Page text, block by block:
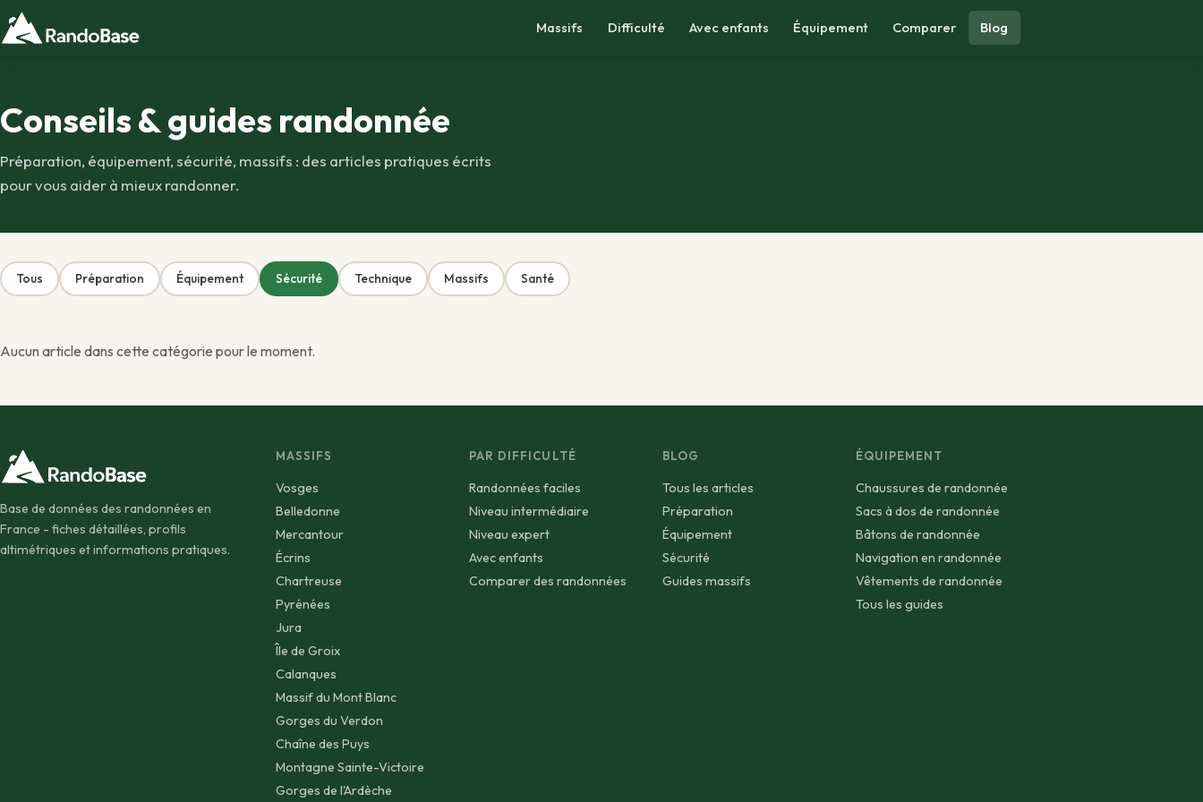
Massifs Difficulté Avec enfants Équipement Comparer Blog
Conseils & guides randonnée
Préparation, équipement, sécurité, massifs : des articles pratiques écrits
pour vous aider à mieux randonner.
Tous Préparation Équipement Sécurité Technique Massifs Santé
Aucun article dans cette catégorie pour le moment.
Base de données des randonnées en
France - fiches détaillées, profils
altimétriques et informations pratiques.
MASSIFS
Vosges
Belledonne
Mercantour
Écrins
Chartreuse
Pyrénées
Jura
Île de Groix
Calanques
Massif du Mont Blanc
Gorges du Verdon
Chaîne des Puys
Montagne Sainte-Victoire
Gorges de l'Ardèche
PAR DIFFICULTÉ
Randonnées faciles
Niveau intermédiaire
Niveau expert
Avec enfants
Comparer des randonnées
BLOG
Tous les articles
Préparation
Équipement
Sécurité
Guides massifs
ÉQUIPEMENT
Chaussures de randonnée
Sacs à dos de randonnée
Bâtons de randonnée
Navigation en randonnée
Vêtements de randonnée
Tous les guides